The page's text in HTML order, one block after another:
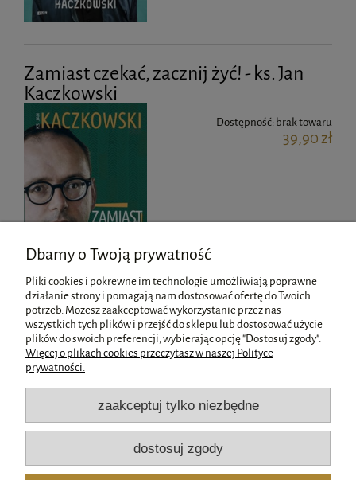
Zamiast czekać, zacznij żyć! - ks. Jan
Kaczkowski
Dostępność: brak towaru
39,90 zł
Pomoc
Płatności i dostawa
Informacje
Dbamy o Twoją prywatność
Pliki cookies i pokrewne im technologie umożliwiają poprawne
działanie strony i pomagają nam dostosować ofertę do Twoich
potrzeb. Możesz zaakceptować wykorzystanie przez nas
wszystkich tych plików i przejść do sklepu lub dostosować użycie
plików do swoich preferencji, wybierając opcję "Dostosuj zgody".
Więcej o plikach cookies przeczytasz w naszej Polityce
prywatności.
zaakceptuj tylko niezbędne
dostosuj zgody